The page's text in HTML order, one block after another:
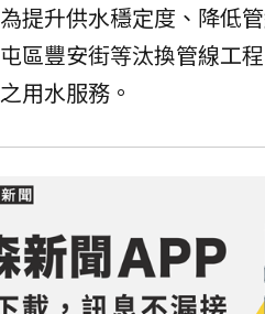
提升供水穩定度、降低
區豐安街等汰換管線工
用水服務。